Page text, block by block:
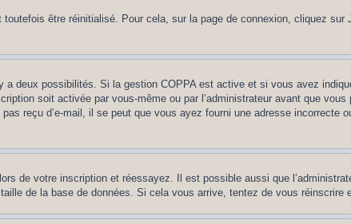
être réinitialisé. Pour cela, sur la page de connexion, cliquez sur
deux possibilités. Si la gestion COPPA est active et si vous avez
soit activée par vous-même ou par l’administrateur avant que
reçu d’e-mail, il se peut que vous ayez fourni une adresse incorrecte
de votre inscription et réessayez. Il est possible aussi que
de la base de données. Si cela vous arrive, tentez de vous